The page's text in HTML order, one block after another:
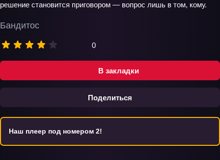
В закладки
Поделиться
Бандитос
0
решение становится приговором — вопрос лишь в том, кому.
Наш плеер под номером 2!